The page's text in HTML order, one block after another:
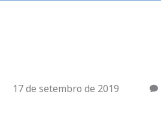
17 de setembro de 2019